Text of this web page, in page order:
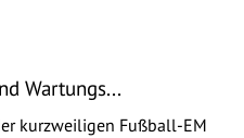
Wartungs...
kurzweiligen Fußball-EM